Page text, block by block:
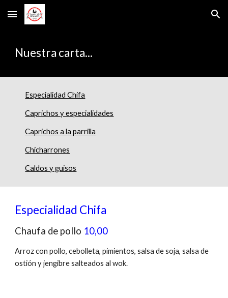
Skip to main content Skip to navigation
Nuestra carta...
Especialidad Chifa
Caprichos y especialidades
Caprichos a la parrilla
Chicharrones
Caldos y guisos
Especialidad Chifa
Chaufa de pollo 10,00
Arroz con pollo, cebolleta, pimientos, salsa de soja, salsa de
ostión y jengibre salteados al wok.